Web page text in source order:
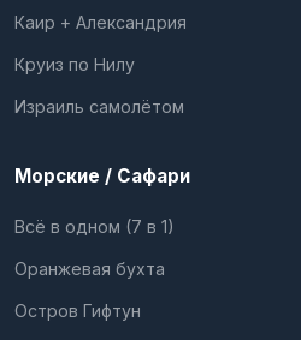
Каир + Александрия
Круиз по Нилу
Израиль самолётом
Морские / Сафари
Всё в одном (7 в 1)
Оранжевая бухта
Остров Гифтун